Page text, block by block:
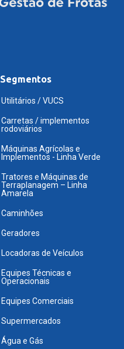
Segmentos
Utilitários / VUCS
Carretas / implementos
rodoviários
Máquinas Agrícolas e
Implementos - Linha Verde
Tratores e Máquinas de
Terraplanagem – Linha
Amarela
Caminhões
Geradores
Locadoras de Veículos
Equipes Técnicas e
Operacionais
Equipes Comerciais
Supermercados
Água e Gás